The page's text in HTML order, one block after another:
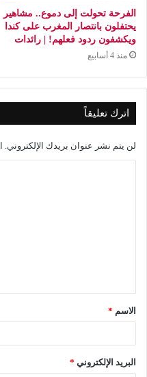
الفرحة تحولت إلى دموع.. مشاهير
يحتفلون بانتصار المغرب على كندا
ويكشفون ردود فعلهم! | رائدات
منذ 4 أسابيع
اترك تعليقاً
لن يتم نشر عنوان بريدك الإلكتروني.
ق
*الاسم *
البريد الإلكتروني *